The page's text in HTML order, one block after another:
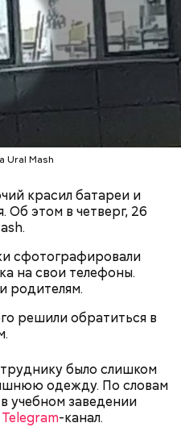
Ural Mash
красил батареи и
Об этом в четверг, 26
сфотографировали
на свои телефоны.
родителям.
решили обратиться в
было слишком
одежду. По словам
учебном заведении
Telegram-канал.
Кондрахин назвал
и напитки, которые
токсины из организма
лучше не есть:
полезен кресс-салат